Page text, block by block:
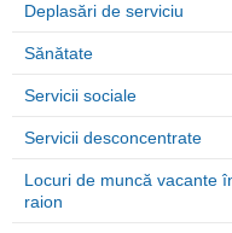
Deplasări de serviciu
Sănătate
Servicii sociale
Servicii desconcentrate
Locuri de muncă vacante
raion